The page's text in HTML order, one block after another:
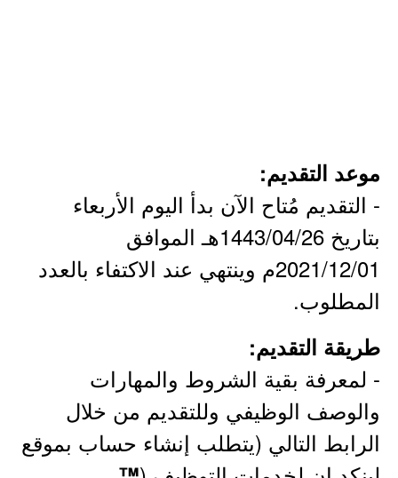
موعد التقديم:
- التقديم مُتاح الآن بدأ اليوم الأربعاء
بتاريخ 1443/04/26هـ الموافق
2021/12/01م وينتهي عند الاكتفاء بالعدد
المطلوب.
طريقة التقديم:
- لمعرفة بقية الشروط والمهارات
والوصف الوظيفي وللتقديم من خلال
الرابط التالي (يتطلب إنشاء حساب بموقع